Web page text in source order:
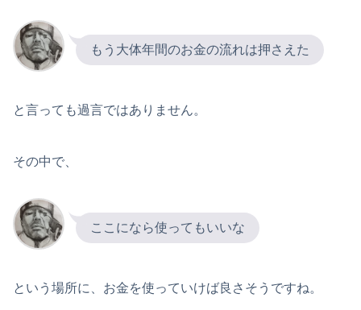
もう大体年間のお金の流れは押さえた
と言っても過言ではありません。
その中で、
ここになら使ってもいいな
という場所に、お金を使っていけば良さそうですね。